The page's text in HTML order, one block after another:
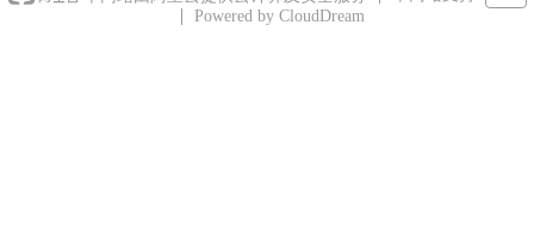
Powered by CloudDream